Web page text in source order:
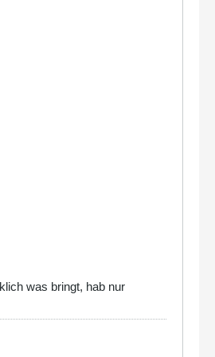
was bringt, hab nur